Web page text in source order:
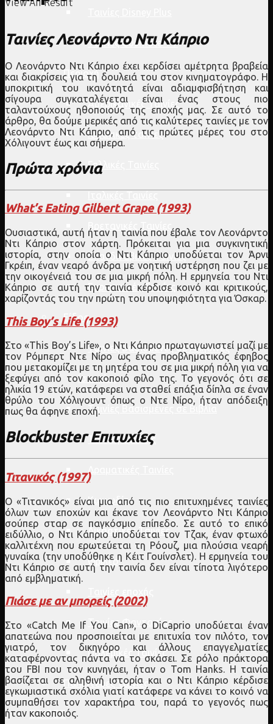
Ταινίες Cosmote TV
Περιοχή
Αμερικανικές Ταινίες
Ισπανικές ταινίες
Γαλλικές Ταινίες
Βρετανικές Ταινίες
Σκανδιναβικές Ταινίες
Ευρωπαϊκές Ταινίες
Είδος
Ταινίες Βασισμένες σε Αληθινές
Ιστορίες
Ταινίες Βασισμένες σε Βιβλία
Ταινίες δράσης
Δραματικές Ταινίες
Κωμωδίες
Δικαστικές Ταινίες
Θρίλερ
Ταινίες Φαντασίας
Πολεμικές Ταινίες
Παλιότερες ταινίες
ΣΕΙΡΕΣ
Ταινίες Λεονάρντο Ντι Κάπριο
Ο Λεονάρντο Ντι Κάπριο έχει κερδίσει αμέτρητα βραβεία
και διακρίσεις για τη δουλειά του στον κινηματογράφο. Η
υποκριτική του ικανότητά είναι αδιαμφισβήτηση και
σίγουρα συγκαταλέγεται είναι ένας στους πιο
ταλαντούχους ηθοποιούς της εποχής μας. Σε αυτό το
άρθρο, θα δούμε μερικές από τις καλύτερες ταινίες με τον
Λεονάρντο Ντι Κάπριο, από τις πρώτες μέρες του στο
Χόλιγουντ έως και σήμερα.
Πρώτα χρόνια
What’s Eating Gilbert Grape (1993)
Ουσιαστικά, αυτή ήταν η ταινία που έβαλε τον Λεονάρντο
Ντι Κάπριο στον χάρτη. Πρόκειται για μια συγκινητική
ιστορία, στην οποία ο Ντι Κάπριο υποδύεται τον Άρνι
Γκρέιπ, έναν νεαρό άνδρα με νοητική υστέρηση που ζει με
την οικογένειά του σε μια μικρή πόλη. Η ερμηνεία του Ντι
Κάπριο σε αυτή την ταινία κέρδισε κοινό και κριτικούς,
χαρίζοντάς του την πρώτη του υποψηφιότητα για Όσκαρ.
This Boy’s Life (1993)
Στο «This Boy’s Life», ο Ντι Κάπριο πρωταγωνιστεί μαζί με
τον Ρόμπερτ Ντε Νίρο ως ένας προβληματικός έφηβος
που μετακομίζει με τη μητέρα του σε μια μικρή πόλη για να
ξεφύγει από τον κακοποιό φίλο της. Το γεγονός ότι σε
ηλικία 19 ετών, κατάφερει να σταθεί επάξια δίπλα σε έναν
θρύλο του Χόλιγουντ όπως ο Ντε Νίρο, ήταν απόδειξη
πως θα άφηνε εποχή.
Blockbuster Επιτυχίες
Τιτανικός (1997)
Ο «Τιτανικός» είναι μια από τις πιο επιτυχημένες ταινίες
όλων των εποχών και έκανε τον Λεονάρντο Ντι Κάπριο
σούπερ σταρ σε παγκόσμιο επίπεδο. Σε αυτό το επικό
ειδύλλιο, ο Ντι Κάπριο υποδύεται τον Τζακ, έναν φτωχό
καλλιτέχνη που ερωτεύεται τη Ρόουζ, μια πλούσια νεαρή
γυναίκα (την υποδύθηκε η Κέιτ Γουίνσλετ). Η ερμηνεία του
Ντι Κάπριο σε αυτή την ταινία δεν είναι τίποτα λιγότερο
από εμβληματική.
Πιάσε με αν μπορείς (2002)
Στο «Catch Me If You Can», ο DiCaprio υποδύεται έναν
απατεώνα που προσποιείται με επιτυχία τον πιλότο, τον
γιατρό, τον δικηγόρο και άλλους επαγγελματίες
καταφέρνοντας πάντα να το σκάσει. Σε ρόλο πράκτορα
του FBI που τον κυνηγάει, ήταν ο Tom Hanks. Η ταινία
βασίζεται σε αληθινή ιστορία και ο Ντι Κάπριο κέρδισε
εγκωμιαστικά σχόλια γιατί κατάφερε να κάνει το κοινό να
συμπαθήσει τον χαρακτήρα του, παρά το γεγονός πως
ήταν κακοποιός.